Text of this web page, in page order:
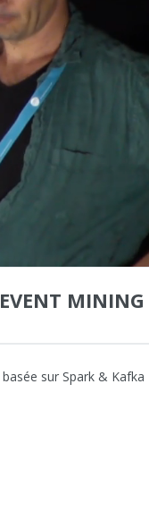
MINING
sur Spark & Kafka